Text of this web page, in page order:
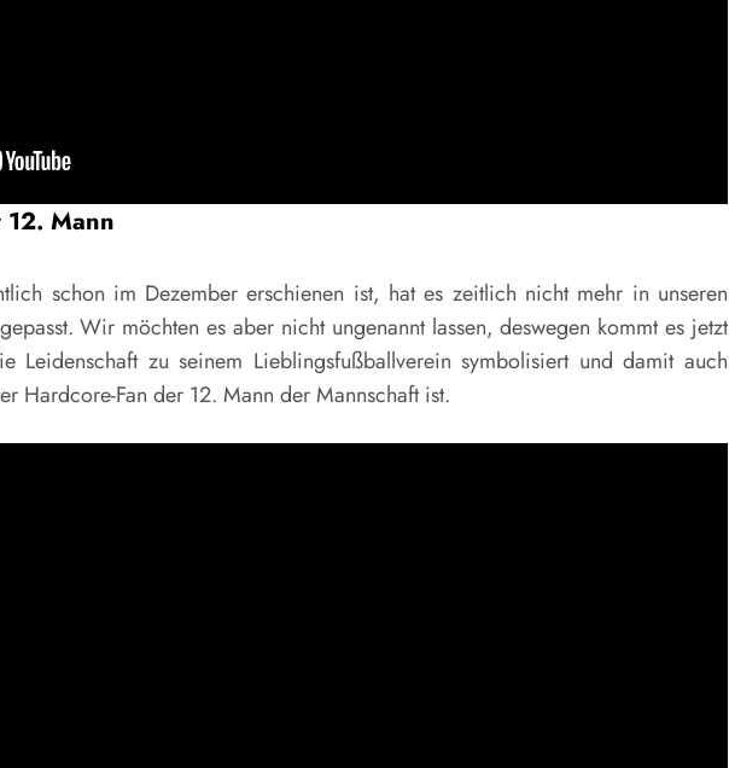
Mann
schon im Dezember erschienen ist, hat es zeitlich nicht mehr in unseren
Wir möchten es aber nicht ungenannt lassen, deswegen kommt es jetzt
Leidenschaft zu seinem Lieblingsfußballverein symbolisiert und damit auch
Hardcore-Fan der 12. Mann der Mannschaft ist.